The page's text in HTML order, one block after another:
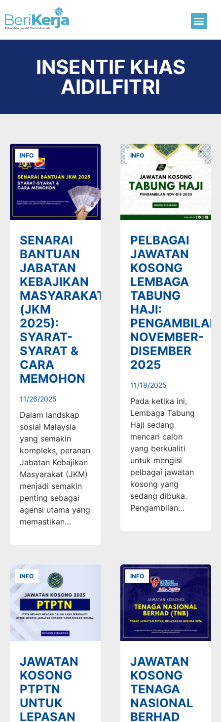
INSENTIF KHAS
AIDILFITRI
INFO
SENARAI
BANTUAN
JABATAN
KEBAJIKAN
MASYARAKAT
(JKM
2025):
SYARAT-
SYARAT &
CARA
MEMOHON
11/26/2025
Dalam landskap
sosial Malaysia
yang semakin
kompleks, peranan
Jabatan Kebajikan
Masyarakat (JKM)
menjadi semakin
penting sebagai
agensi utama yang
memastikan…
INFO
PELBAGAI
JAWATAN
KOSONG
LEMBAGA
TABUNG
HAJI:
PENGAMBILAN
NOVEMBER-
DISEMBER
2025
11/18/2025
Pada ketika ini,
Lembaga Tabung
Haji sedang
mencari calon
yang berkualiti
untuk mengisi
pelbagai jawatan
kosong yang
sedang dibuka.
Pengambilan…
INFO
JAWATAN
KOSONG
PTPTN
UNTUK
LEPASAN
INFO
JAWATAN
KOSONG
TENAGA
NASIONAL
BERHAD